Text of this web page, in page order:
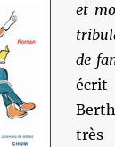
et
de
très